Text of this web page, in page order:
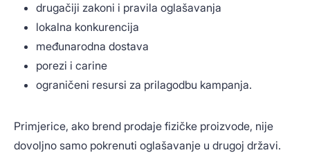
drugačiji zakoni i pravila oglašavanja
lokalna konkurencija
međunarodna dostava
porezi i carine
ograničeni resursi za prilagodbu kampanja.
Primjerice, ako brend prodaje fizičke proizvode, nije
dovoljno samo pokrenuti oglašavanje u drugoj državi.